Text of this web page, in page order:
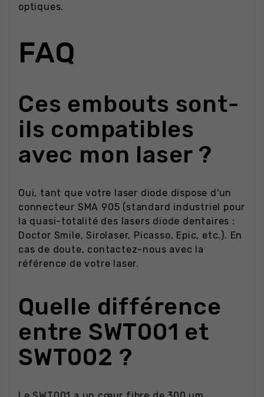
optiques.
FAQ
Ces embouts sont-
ils compatibles
avec mon laser ?
Oui, tant que votre laser diode dispose d'un
connecteur SMA 905 (standard industriel pour
la quasi-totalité des lasers diode dentaires :
Doctor Smile, Sirolaser, Picasso, Epic, etc.). En
cas de doute, contactez-nous avec la
référence de votre laser.
Quelle différence
entre SWT001 et
SWT002 ?